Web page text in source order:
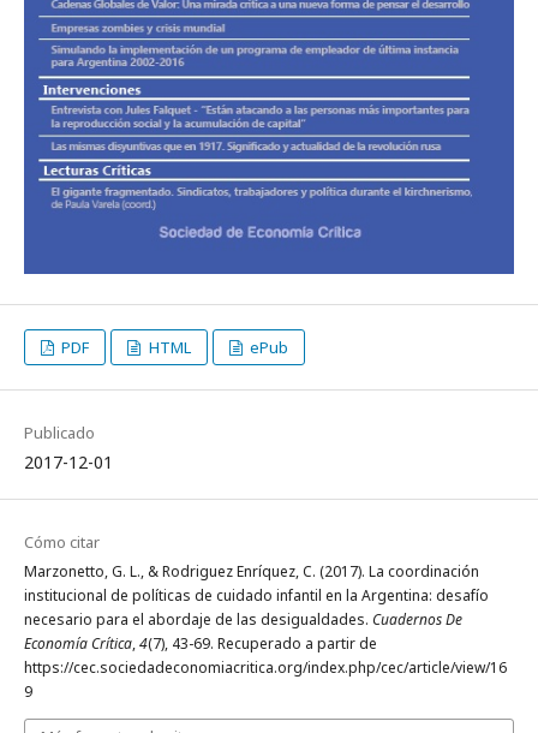
PDF HTML ePub
Publicado
2017-12-01
Cómo citar
Marzonetto, G. L., & Rodriguez Enríquez, C. (2017). La coordinación
institucional de políticas de cuidado infantil en la Argentina: desafío
necesario para el abordaje de las desigualdades. Cuadernos De
Economía Crítica,4(7), 43-69. Recuperado a partir de
https://cec.sociedadeconomiacritica.org/index.php/cec/article/view/16
9